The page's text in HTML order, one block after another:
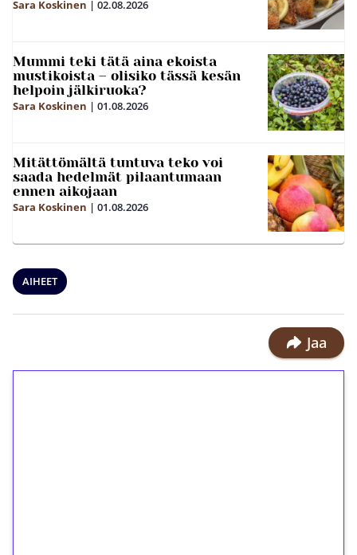
Sara Koskinen | 02.08.2026
Mummi teki tätä aina ekoista
mustikoista – olisiko tässä kesän
helpoin jälkiruoka?
Sara Koskinen | 01.08.2026
Mitättömältä tuntuva teko voi
saada hedelmät pilaantumaan
ennen aikojaan
Sara Koskinen | 01.08.2026
AIHEET
Jaa